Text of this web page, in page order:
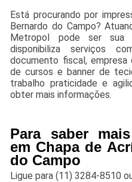
Está procurando por
Bernardo do Campo?
Metropol pode ser sua
disponibiliza serviços
documento fiscal,
de cursos e banner de
trabalho praticidade e
obter mais informações.
Para saber
em Chapa de
do Campo
Ligue para(11) 3284-8510